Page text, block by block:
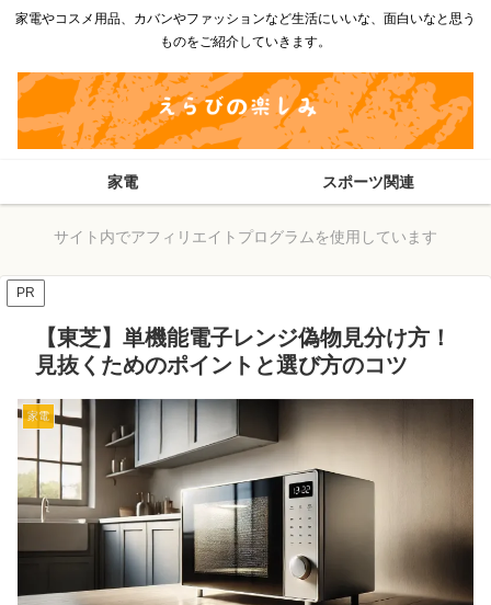
家電やコスメ用品、カバンやファッションなど生活にいいな、面白いなと思う
ものをご紹介していきます。
家電 スポーツ関連
サイト内でアフィリエイトプログラムを使用しています
PR
【東芝】単機能電子レンジ偽物見分け方！
見抜くためのポイントと選び方のコツ
家電